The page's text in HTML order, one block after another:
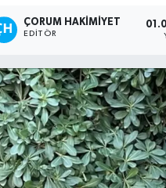
ÇORUM HAKIMIYET
EDITÖR
Haberleri